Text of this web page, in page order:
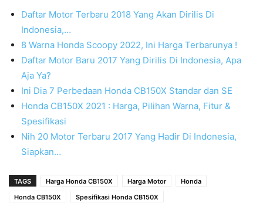
Daftar Motor Terbaru 2018 Yang Akan Dirilis Di
Indonesia,…
8 Warna Honda Scoopy 2022, Ini Harga Terbarunya !
Daftar Motor Baru 2017 Yang Dirilis Di Indonesia, Apa
Aja Ya?
Ini Dia 7 Perbedaan Honda CB150X Standar dan SE
Honda CB150X 2021 : Harga, Pilihan Warna, Fitur &
Spesifikasi
Nih 20 Motor Terbaru 2017 Yang Hadir Di Indonesia,
Siapkan…
TAGS Harga Honda CB150X Harga Motor
Honda
Honda CB150X
Spesifikasi Honda CB150X